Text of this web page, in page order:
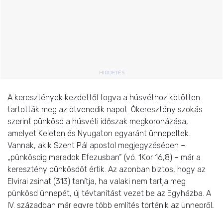
HIRDETÉS
A keresztények kezdettől fogva a húsvéthoz kötötten
tartották meg az ötvenedik napot. Ókeresztény szokás
szerint pünkösd a húsvéti időszak megkoronázása,
amelyet Keleten és Nyugaton egyaránt ünnepeltek.
Vannak, akik Szent Pál apostol megjegyzésében –
„pünkösdig maradok Efezusban” (vö. 1Kor 16,8) – már a
keresztény pünkösdöt értik. Az azonban biztos, hogy az
Elvirai zsinat (313) tanítja, ha valaki nem tartja meg
pünkösd ünnepét, új tévtanítást vezet be az Egyházba. A
IV. században már egyre több említés történik az ünnepről,